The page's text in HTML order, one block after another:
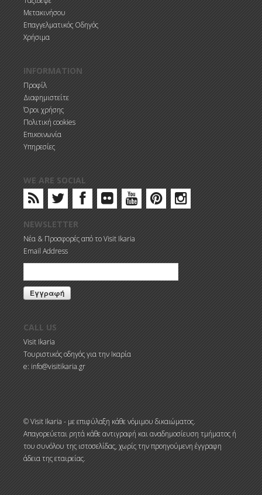
Μετακινήσου
Επαγγελματικός Οδηγός
Χρήσιμα
INFORMATION
Προφίλ
Διαφημιστείτε
Όροι χρήσης
Πολιτική cookies
Επικοινωνία
Υπηρεσίες
WE ARE SOCIAL
NEWSLETTER
Νέα & Προσφορές από το Visit Ikaria
Email Address
CALL US
Visit Ikaria
Τουριστικός οδηγός για την Ικαρία
e: info@visitikaria.gr
© Visit Ikaria - με επιφύλαξη κάθε νόμιμου δικαιώματος.
Απαγορεύεται ρητά κάθε αντιγραφή και αναδημοσίευση τμήματος ή
του συνόλου της ιστοσελίδας, χωρίς την προηγούμενη έγγραφη
άδεια της εταιρείας.